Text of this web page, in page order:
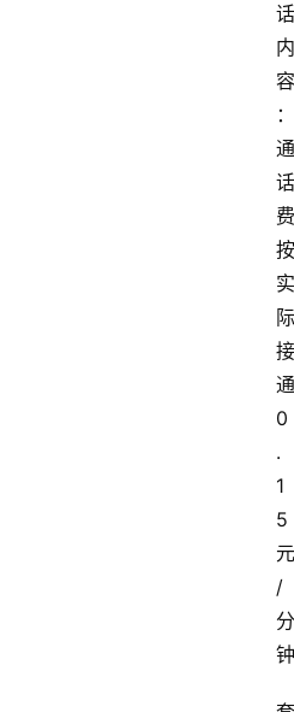
话
内
容
：
通
话
费
按
实
际
接
通
0
.
1
5
元
/
分
钟